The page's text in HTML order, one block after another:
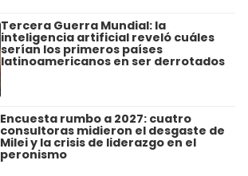
Tercera Guerra Mundial: la
inteligencia artificial reveló cuáles
serían los primeros países
latinoamericanos en ser derrotados
Encuesta rumbo a 2027: cuatro
consultoras midieron el desgaste de
Milei y la crisis de liderazgo en el
peronismo